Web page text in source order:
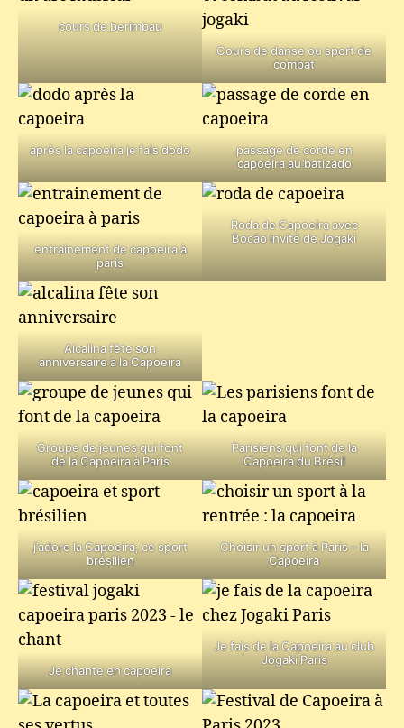
cours de berimbau
Cours de danse ou sport de
combat
après la capoeira je fais dodo
passage de corde en
capoeira au batizado
entrainement de capoeira à
paris
Roda de Capoeira avec
Bocão invité de Jogaki
Alcalina fête son
anniversaire à la Capoeira
Groupe de jeunes qui font
de la Capoeira à Paris
Parisiens qui font de la
Capoeira du Brésil
j’adore la Capoeira, ce sport
brésilien
Choisir un sport à Paris – la
Capoeira
Je chante en capoeira
Je fais de la Capoeira au club
Jogaki Paris